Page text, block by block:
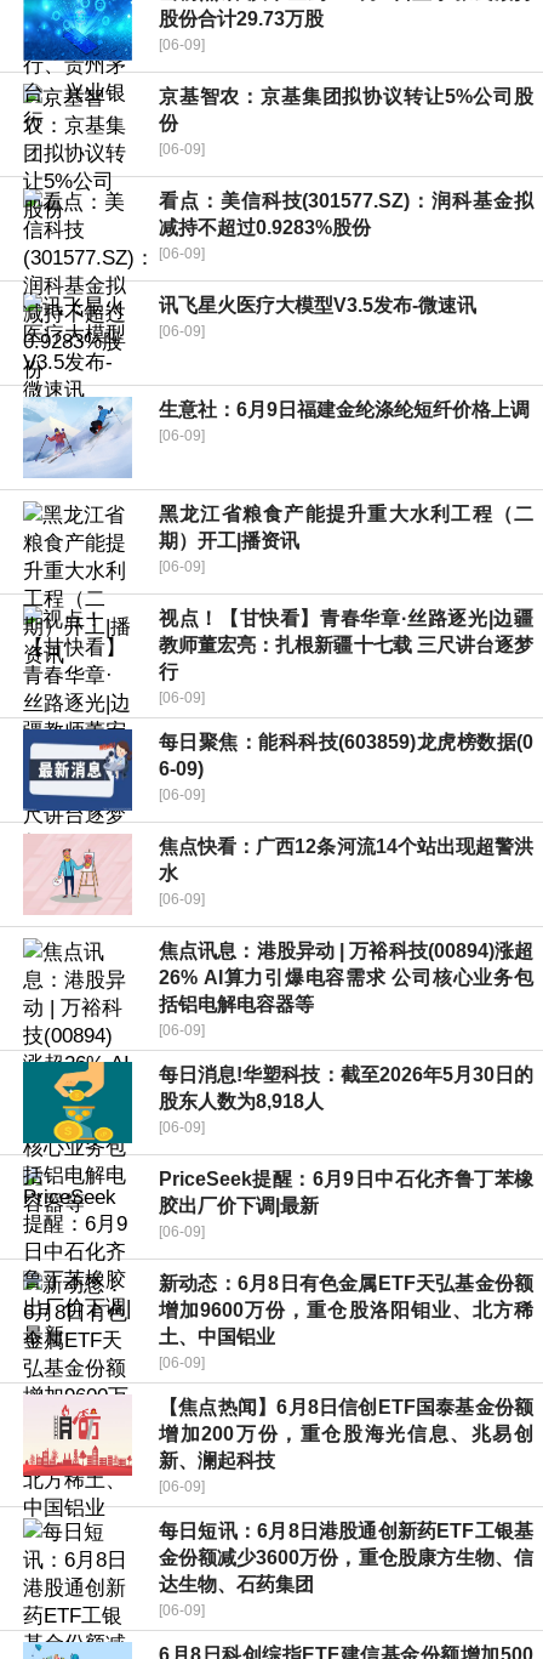
股份合计29.73万股
[06-09]
京基智农：京基集团拟协议转让5%公司股
份
[06-09]
看点：美信科技(301577.SZ)：润科基金拟
减持不超过0.9283%股份
[06-09]
讯飞星火医疗大模型V3.5发布-微速讯
[06-09]
生意社：6月9日福建金纶涤纶短纤价格上调
[06-09]
黑龙江省粮食产能提升重大水利工程（二
期）开工|播资讯
[06-09]
视点！【甘快看】青春华章·丝路逐光|边疆
教师董宏亮：扎根新疆十七载 三尺讲台逐梦
行
[06-09]
每日聚焦：能科科技(603859)龙虎榜数据(0
6-09)
[06-09]
焦点快看：广西12条河流14个站出现超警洪
水
[06-09]
焦点讯息：港股异动 | 万裕科技(00894)涨超
26% AI算力引爆电容需求 公司核心业务包
括铝电解电容器等
[06-09]
每日消息!华塑科技：截至2026年5月30日的
股东人数为8,918人
[06-09]
PriceSeek提醒：6月9日中石化齐鲁丁苯橡
胶出厂价下调|最新
[06-09]
新动态：6月8日有色金属ETF天弘基金份额
增加9600万份，重仓股洛阳钼业、北方稀
土、中国铝业
[06-09]
【焦点热闻】6月8日信创ETF国泰基金份额
增加200万份，重仓股海光信息、兆易创
新、澜起科技
[06-09]
每日短讯：6月8日港股通创新药ETF工银基
金份额减少3600万份，重仓股康方生物、信
达生物、石药集团
[06-09]